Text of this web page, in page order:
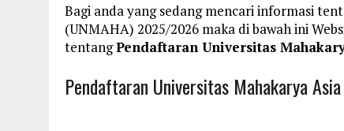
Bagi anda yang sedang mencari informasi
(UNMAHA) 2025/2026 maka di bawah ini
tentangPendaftaran Universitas
Pendaftaran Universitas Mahakarya